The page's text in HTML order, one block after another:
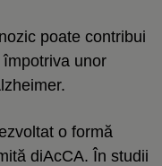
poate contribui
unor
o formă
diAcCA. În studii